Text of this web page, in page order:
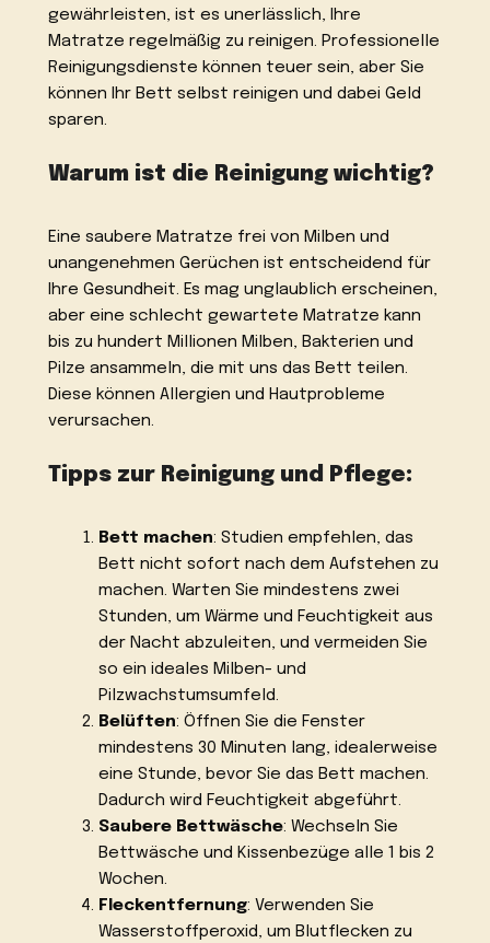
gewährleisten, ist es unerlässlich, Ihre
Matratze regelmäßig zu reinigen. Professionelle
Reinigungsdienste können teuer sein, aber Sie
können Ihr Bett selbst reinigen und dabei Geld
sparen.
Warum ist die Reinigung wichtig?
Eine saubere Matratze frei von Milben und
unangenehmen Gerüchen ist entscheidend für
Ihre Gesundheit. Es mag unglaublich erscheinen,
aber eine schlecht gewartete Matratze kann
bis zu hundert Millionen Milben, Bakterien und
Pilze ansammeln, die mit uns das Bett teilen.
Diese können Allergien und Hautprobleme
verursachen.
Tipps zur Reinigung und Pflege:
Bett machen: Studien empfehlen, das
Bett nicht sofort nach dem Aufstehen zu
machen. Warten Sie mindestens zwei
Stunden, um Wärme und Feuchtigkeit aus
der Nacht abzuleiten, und vermeiden Sie
so ein ideales Milben- und
Pilzwachstumsumfeld.
Belüften: Öffnen Sie die Fenster
mindestens 30 Minuten lang, idealerweise
eine Stunde, bevor Sie das Bett machen.
Dadurch wird Feuchtigkeit abgeführt.
Saubere Bettwäsche: Wechseln Sie
Bettwäsche und Kissenbezüge alle 1 bis 2
Wochen.
Fleckentfernung: Verwenden Sie
Wasserstoffperoxid, um Blutflecken zu